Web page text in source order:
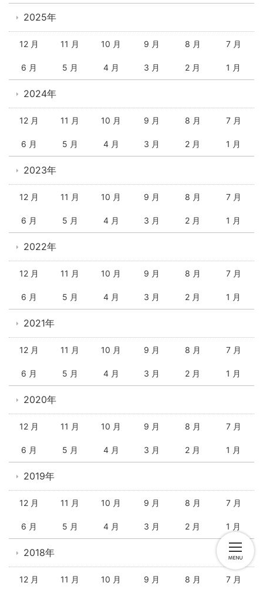
2025年
12 月 11 月 10 月 9 月 8 月 7 月
6 月 5 月 4 月 3 月 2 月 1 月
2024年
12 月 11 月 10 月 9 月 8 月 7 月
6 月 5 月 4 月 3 月 2 月 1 月
2023年
12 月 11 月 10 月 9 月 8 月 7 月
6 月 5 月 4 月 3 月 2 月 1 月
2022年
12 月 11 月 10 月 9 月 8 月 7 月
6 月 5 月 4 月 3 月 2 月 1 月
2021年
12 月 11 月 10 月 9 月 8 月 7 月
6 月 5 月 4 月 3 月 2 月 1 月
2020年
12 月 11 月 10 月 9 月 8 月 7 月
6 月 5 月 4 月 3 月 2 月 1 月
2019年
12 月 11 月 10 月 9 月 8 月 7 月
6 月 5 月 4 月 3 月 2 月 1 月
2018年
12 月 11 月 10 月 9 月 8 月 7 月